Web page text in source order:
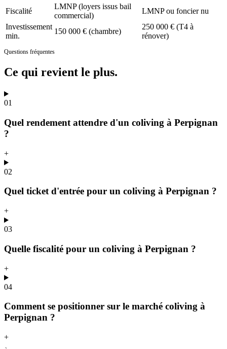
Fiscalité
LMNP (loyers issus bail
commercial)
LMNP ou foncier nu
Investissement
min.
150 000 € (chambre)
250 000 € (T4 à
rénover)
Questions fréquentes
Ce qui revient le plus.
01
Quel rendement attendre d'un coliving à Perpignan
?
+
02
Quel ticket d'entrée pour un coliving à Perpignan ?
+
03
Quelle fiscalité pour un coliving à Perpignan ?
+
04
Comment se positionner sur le marché coliving à
Perpignan ?
+